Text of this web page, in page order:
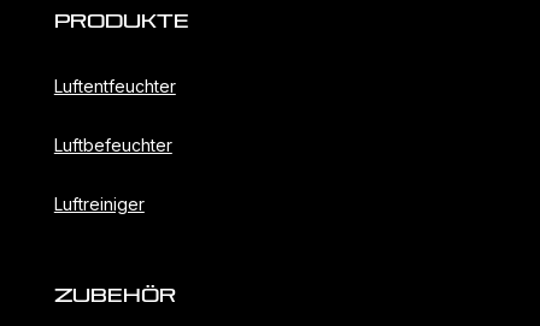
Produkte
Luftentfeuchter
Luftbefeuchter
Luftreiniger
ZubehöR